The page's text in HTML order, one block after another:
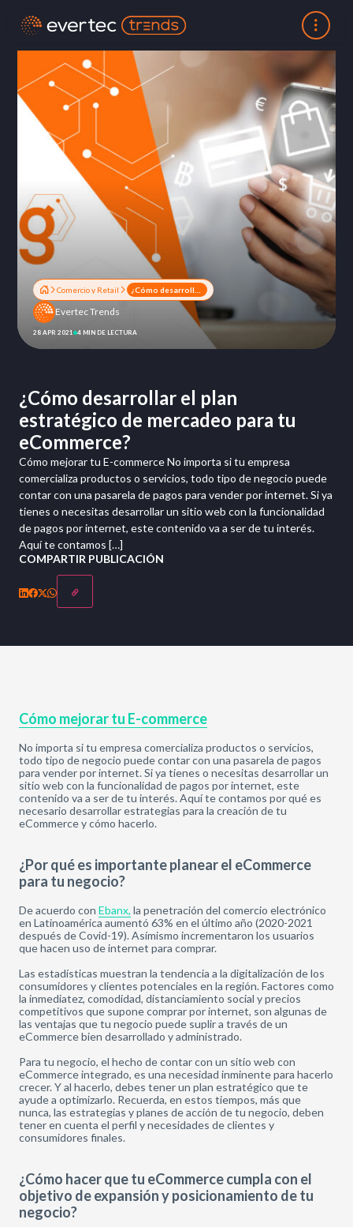
Comercio y Retail
Evertec Trends
28 APR 2021 4 MIN DE LECTURA
¿Cómo desarrollar el plan
estratégico de mercadeo para tu
eCommerce?
Cómo mejorar tu E-commerce No importa si tu empresa
comercializa productos o servicios, todo tipo de negocio puede
contar con una pasarela de pagos para vender por internet. Si ya
tienes o necesitas desarrollar un sitio web con la funcionalidad
de pagos por internet, este contenido va a ser de tu interés.
Aquí te contamos […]
COMPARTIR PUBLICACIÓN
Cómo mejorar tu E-commerce
No importa si tu empresa comercializa productos o servicios,
todo tipo de negocio puede contar con una pasarela de pagos
para vender por internet. Si ya tienes o necesitas desarrollar un
sitio web con la funcionalidad de pagos por internet, este
contenido va a ser de tu interés. Aquí te contamos por qué es
necesario desarrollar estrategias para la creación de tu
eCommerce y cómo hacerlo.
¿Por qué es importante planear el eCommerce
para tu negocio?
De acuerdo con Ebanx, la penetración del comercio electrónico
en Latinoamérica aumentó 63% en el último año (2020-2021
después de Covid-19). Asímismo incrementaron los usuarios
que hacen uso de internet para comprar.
Las estadísticas muestran la tendencia a la digitalización de los
consumidores y clientes potenciales en la región. Factores como
la inmediatez, comodidad, distanciamiento social y precios
competitivos que supone comprar por internet, son algunas de
las ventajas que tu negocio puede suplir a través de un
eCommerce bien desarrollado y administrado.
Para tu negocio, el hecho de contar con un sitio web con
eCommerce integrado, es una necesidad inminente para hacerlo
crecer. Y al hacerlo, debes tener un plan estratégico que te
ayude a optimizarlo. Recuerda, en estos tiempos, más que
nunca, las estrategias y planes de acción de tu negocio, deben
tener en cuenta el perfil y necesidades de clientes y
consumidores finales.
¿Cómo hacer que tu eCommerce cumpla con el
objetivo de expansión y posicionamiento de tu
negocio?